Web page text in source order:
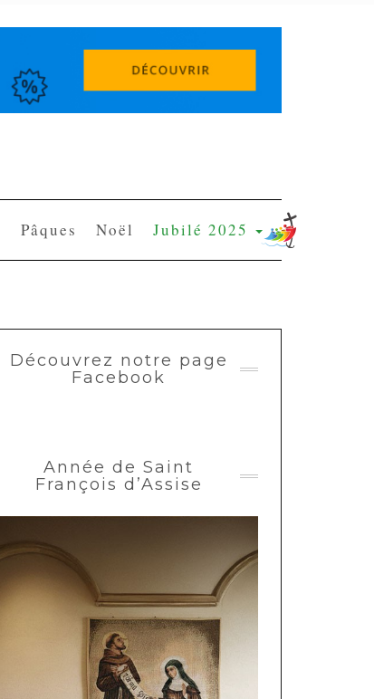
Pâques Noël Jubilé 2025
Découvrez notre page
Facebook
Année de Saint
François d’Assise